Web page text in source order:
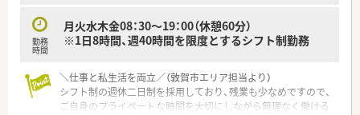
勤務
時間
月火水木金08：30～19：00（休憩60分）
※1日8時間、週40時間を限度とするシフト制勤務
＼仕事と私生活を両立／（敦賀市エリア担当より）
シフト制の週休二日制を採用しており、残業も少なめですので、
ご自身のプライベートな時間を大切にしながら無理なく働ける